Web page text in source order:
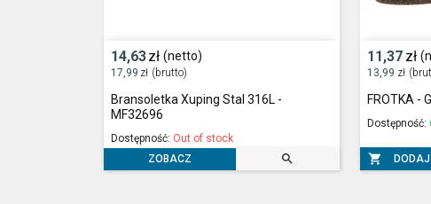
14,63zł (netto)
17,99 zł (brutto)
Bransoletka Xuping Stal 316L -
MF32696
Dostępność: Out of stock
ZOBACZ

11,37 zł
13,99 zł
FROTKA -
Dostępność:
